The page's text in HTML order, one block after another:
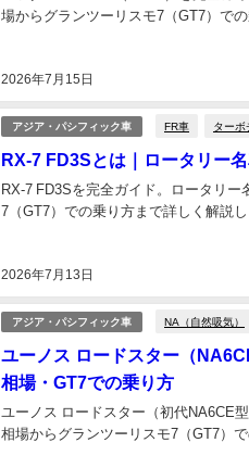
2026年7月15日
場からグランツーリスモ7（GT7）で
アジア・パシフィック車 FR車 ターボ
RX-7 FD3Sとは｜ロータリー
2026年7月13日
RX-7 FD3Sを完全ガイド。ロータリ
7（GT7）での乗り方まで詳しく解説し
アジア・パシフィック車 NA（自然吸気）
ユーノス ロードスター（
相場・GT7での乗り方
ユーノス ロードスター（初代NA6CE
相場からグランツーリスモ7（GT7）